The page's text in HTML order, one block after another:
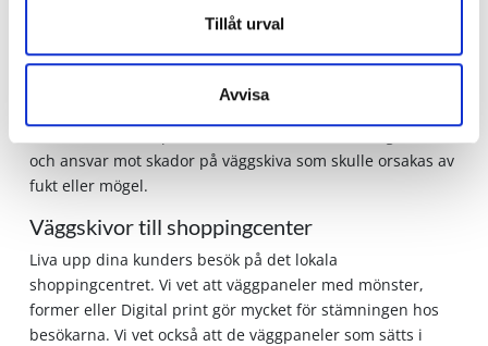
Tillåt urval
Avvisa
eller gummilister som ger ett luftat system. Vi använder
alltid samma material för väggbeklädnad oavsett vilken
variant av väggpanel för våtrum du väljer och är därmed
helt säkra på att det vi levererar är en väggskiva av hög
och ansvar mot skador på väggskiva som skulle orsakas av
fukt eller mögel.
Väggskivor till shoppingcenter
Liva upp dina kunders besök på det lokala
shoppingcentret. Vi vet att väggpaneler med mönster,
former eller Digital print gör mycket för stämningen hos
besökarna. Vi vet också att de väggpaneler som sätts i